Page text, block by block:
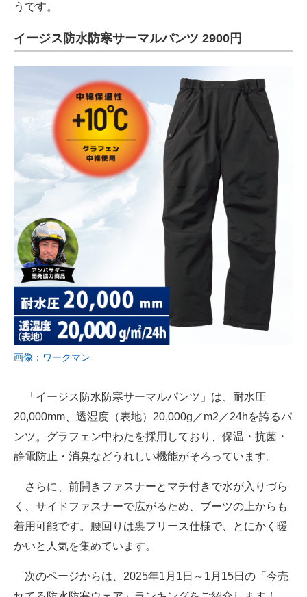
うです。
イージス防水防寒サーマルパンツ 2900円
画像：ワークマン
「イージス防水防寒サーマルパンツ」は、耐水圧
20,000mm、透湿度（表地）20,000g／m2／24hを誇るパ
ンツ。グラフェン中わたを採用しており、保温・抗菌・
静電防止・消臭などうれしい機能がそろっています。
さらに、前開きファスナーとマチ付きで水が入りづら
く、サイドファスナーで広がるため、ブーツの上からも
着用可能です。腰回りは裏フリース仕様で、とにかく暖
かいと人気を集めています。
次のページからは、2025年1月1日～1月15日の「今売